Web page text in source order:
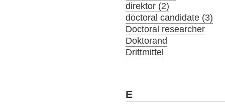
direktor (2)
doctoral candidate (3)
Doctoral researcher
Doktorand
Drittmittel
E